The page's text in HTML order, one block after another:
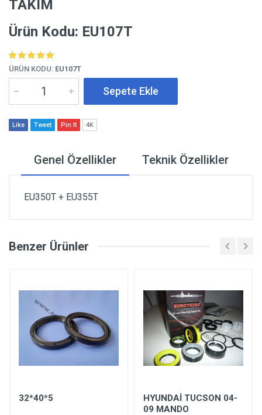
TAKIM
Ürün Kodu: EU107T
ÜRÜN KODU: EU107T
Sepete Ekle
Like Tweet Pin It 4K
Genel Özellikler Teknik Özellikler
EU350T + EU355T
Benzer Ürünler
32*40*5
HYUNDAİ TUCSON 04-
09 MANDO